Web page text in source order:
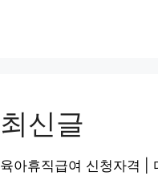
최신글
육아휴직급여 신청자격 |